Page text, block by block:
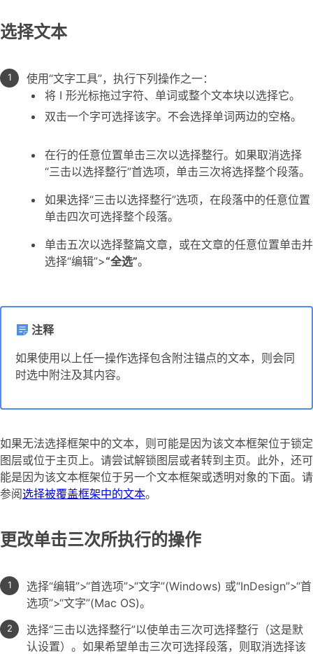
选择文本
使用“文字工具”，执行下列操作之一：
将 I 形光标拖过字符、单词或整个文本块以选择它。
双击一个字可选择该字。不会选择单词两边的空格。
在行的任意位置单击三次以选择整行。如果取消选择
“三击以选择整行”首选项，单击三次将选择整个段落。
如果选择“三击以选择整行”选项，在段落中的任意位置
单击四次可选择整个段落。
单击五次以选择整篇文章，或在文章的任意位置单击并
选择“编辑”>“全选”。
注释
如果使用以上任一操作选择包含附注锚点的文本，则会同
时选中附注及其内容。
如果无法选择框架中的文本，则可能是因为该文本框架位于锁定
图层或位于主页上。请尝试解锁图层或者转到主页。此外，还可
能是因为该文本框架位于另一个文本框架或透明对象的下面。请
参阅选择被覆盖框架中的文本。
更改单击三次所执行的操作
选择“编辑”>“首选项”>“文字”(Windows) 或“InDesign”>“首
选项”>“文字”(Mac OS)。
选择“三击以选择整行”以使单击三次可选择整行（这是默
认设置）。如果希望单击三次可选择段落，则取消选择该